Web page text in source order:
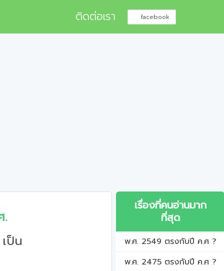
ติดต่อเรา facebook
.
ป็น
เรื่องที่คนอ่านมาก
ที่สุด
พ.ศ. 2549 ตรงกับปี ค.ศ ?
พ.ศ. 2475 ตรงกับปี ค.ศ ?